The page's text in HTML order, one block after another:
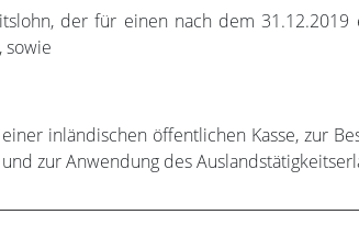
der für einen nach dem 31.12.2019
sowie
inländischen öffentlichen Kasse, zur
zur Anwendung des